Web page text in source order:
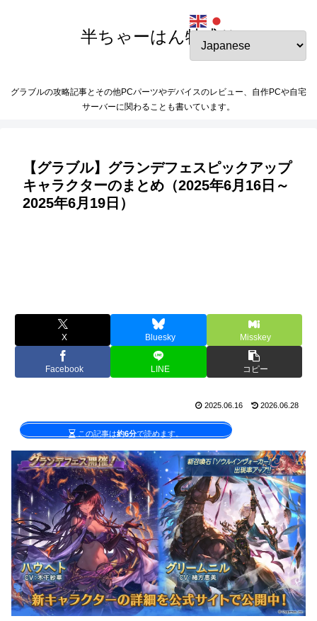
半ちゃーはん特盛り
グラブルの攻略記事とその他PCパーツやデバイスのレビュー、自作PCや自宅
サーバーに関わることも書いています。
【グラブル】グランデフェスピックアップ
キャラクターのまとめ（2025年6月16日～
2025年6月19日）
X Bluesky Misskey
Facebook LINE コピー
2025.06.16 2026.06.28
この記事は約6分で読めます。